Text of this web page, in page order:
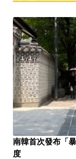
南韓首次發布「
度